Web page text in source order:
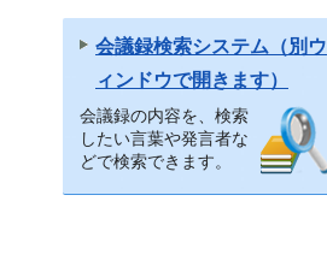
会議録検索システム（別ウ
ィンドウで開きます）
会議録の内容を、検索
したい言葉や発言者な
どで検索できます。